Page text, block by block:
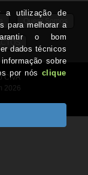
Quem Somos
CIVA
2026